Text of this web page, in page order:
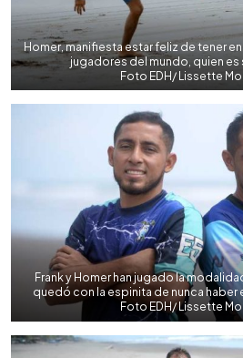
Homer, manifiesta estar feliz de tener
jugadores del mundo, quien es
Foto EDH/ Lissette
Frank y Homer han jugado la
quedó con la espinita de nunca
Foto EDH/ Lissette